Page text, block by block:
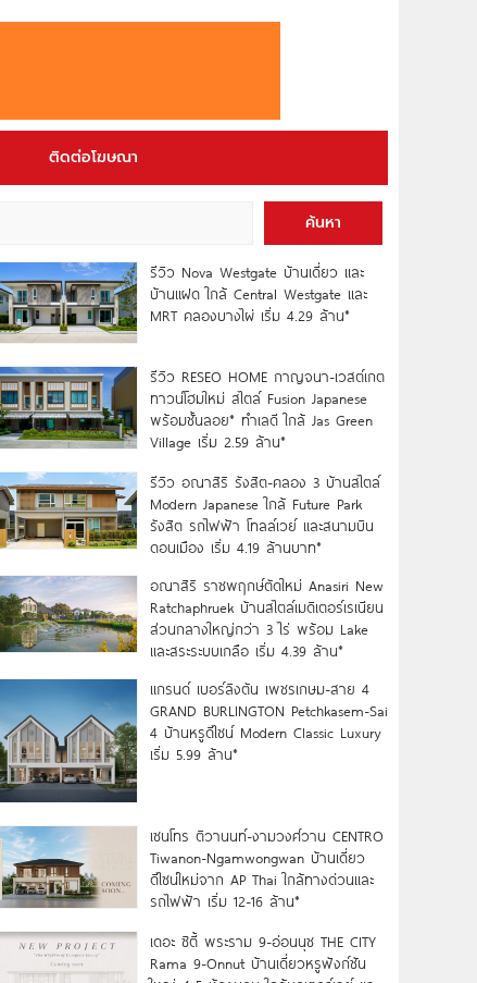
ติดต่อโฆษณา
ค้นหา
รีวิว Nova Westgate บ้านเดี่ยว และ
บ้านแฝด ใกล้ Central Westgate และ
MRT คลองบางไผ่ เริ่ม 4.29 ล้าน*
รีวิว RESEO HOME กาญจนา-เวสต์เกต
ทาวน์โฮมใหม่ สไตล์ Fusion Japanese
พร้อมชั้นลอย* ทำเลดี ใกล้ Jas Green
Village เริ่ม 2.59 ล้าน*
รีวิว อณาสิริ รังสิต-คลอง 3 บ้านสไตล์
Modern Japanese ใกล้ Future Park
รังสิต รถไฟฟ้า โทลล์เวย์ และสนามบิน
ดอนเมือง เริ่ม 4.19 ล้านบาท*
อณาสิริ ราชพฤกษ์ตัดใหม่ Anasiri New
Ratchaphruek บ้านสไตล์เมดิเตอร์เรเนียน
ส่วนกลางใหญ่กว่า 3 ไร่ พร้อม Lake
และสระระบบเกลือ เริ่ม 4.39 ล้าน*
แกรนด์ เบอร์ลิงตัน เพชรเกษม-สาย 4
GRAND BURLINGTON Petchkasem-Sai
4 บ้านหรูดีไซน์ Modern Classic Luxury
เริ่ม 5.99 ล้าน*
เซนโทร ติวานนท์-งามวงศ์วาน CENTRO
Tiwanon-Ngamwongwan บ้านเดี่ยว
ดีไซน์ใหม่จาก AP Thai ใกล้ทางด่วนและ
รถไฟฟ้า เริ่ม 12-16 ล้าน*
เดอะ ซิตี้ พระราม 9-อ่อนนุช THE CITY
Rama 9-Onnut บ้านเดี่ยวหรูฟังก์ชัน